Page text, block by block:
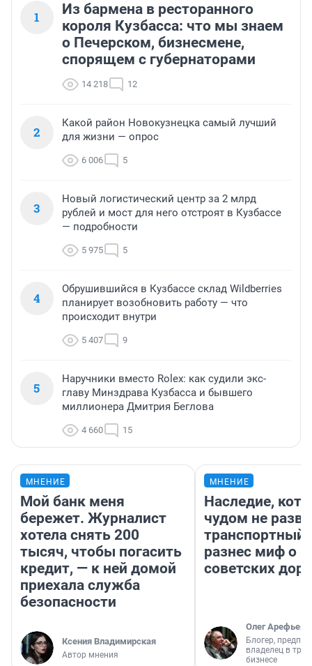
1
Из бармена в ресторанного
короля Кузбасса: что мы знаем
о Печерском, бизнесмене,
спорящем с губернаторами
14 218 12
2
Какой район Новокузнецка самый лучший
для жизни — опрос
6 006 5
3
Новый логистический центр за 2 млрд
рублей и мост для него отстроят в Кузбассе
— подробности
5 975 5
4
Обрушившийся в Кузбассе склад Wildberries
планирует возобновить работу — что
происходит внутри
5 407 9
5
Наручники вместо Rolex: как судили экс-
главу Минздрава Кузбасса и бывшего
миллионера Дмитрия Беглова
4 660 15
МНЕНИЕ
Мой банк меня
бережет. Журналист
хотела снять 200
тысяч, чтобы погасить
кредит, — к ней домой
приехала служба
безопасности
Ксения Владимирская
Автор мнения
МНЕНИЕ
Наследие,
чудом не
транспортный
разнес миф о
советских
Олег Арефьев
Блогер,
владелец в
бизнесе